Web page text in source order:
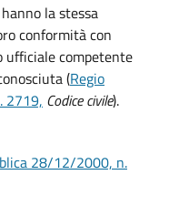
la stessa
conformità con
ufficiale competente
(Regio
2719, Codice civile).
28/12/2000, n.